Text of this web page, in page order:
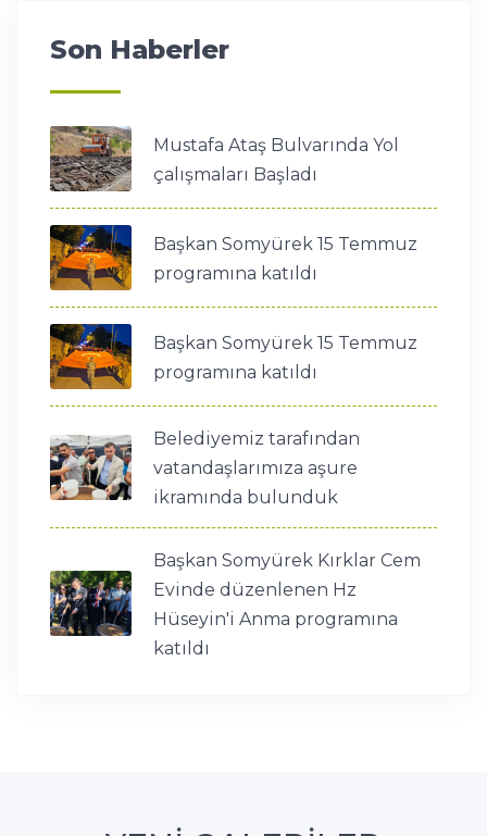
Son Haberler
Mustafa Ataş Bulvarında Yol
çalışmaları Başladı
Başkan Somyürek 15 Temmuz
programına katıldı
Başkan Somyürek 15 Temmuz
programına katıldı
Belediyemiz tarafından
vatandaşlarımıza aşure
ikramında bulunduk
Başkan Somyürek Kırklar Cem
Evinde düzenlenen Hz
Hüseyin'i Anma programına
katıldı